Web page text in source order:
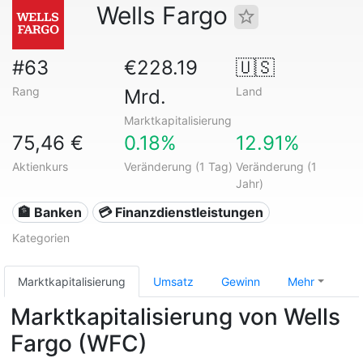
Wells Fargo
#63
Rang
€228.19
Mrd.
Marktkapitalisierung
🇺🇸
Land
75,46 €
Aktienkurs
0.18%
Veränderung (1 Tag)
12.91%
Veränderung (1
Jahr)
🏦 Banken 💳 Finanzdienstleistungen
Kategorien
Marktkapitalisierung Umsatz Gewinn Mehr
Marktkapitalisierung von Wells
Fargo (WFC)